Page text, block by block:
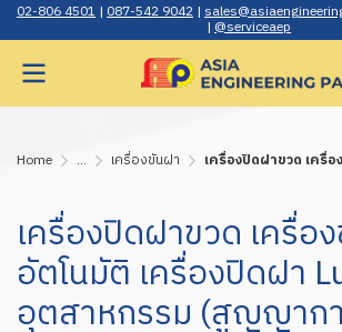
02-806 4501 | 087-542 9042 | sales@asiaengineerin
| @serviceaep
Home ... เครื่องขันฝา เครื่องปิดฝาขวด เครื่องขันฝาอัตโนมัติ เครื่อ
เครื่องปิดฝาขวด เครื่อ
อัตโนมัติ เครื่องปิดฝา
อุตสาหกรรม (สูญญาก